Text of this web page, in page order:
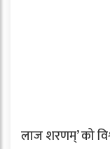
लाज शरणम्’ को